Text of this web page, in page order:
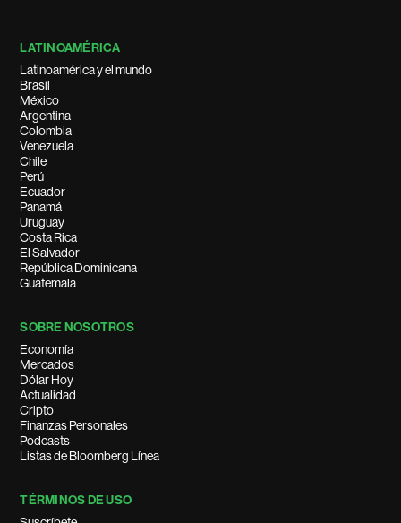
LATINOAMÉRICA
Latinoamérica y el mundo
Brasil
México
Argentina
Colombia
Venezuela
Chile
Perú
Ecuador
Panamá
Uruguay
Costa Rica
El Salvador
República Dominicana
Guatemala
SOBRE NOSOTROS
Economía
Mercados
Dólar Hoy
Actualidad
Cripto
Finanzas Personales
Podcasts
Listas de Bloomberg Línea
TÉRMINOS DE USO